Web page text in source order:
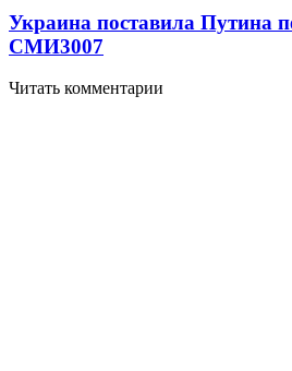
Украина поставила Путина
СМИ3007
Читать комментарии